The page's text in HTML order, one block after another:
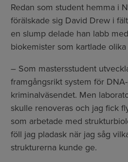
Redan som student hemma i
förälskade sig David Drew i
en slump delade han labb
biokemister som kartlade
– Som mastersstudent
framgångsrikt system för
kriminalväsendet. Men
skulle renoveras och jag fick
som arbetade med
föll jag pladask när jag såg
strukturerna kunde ge.